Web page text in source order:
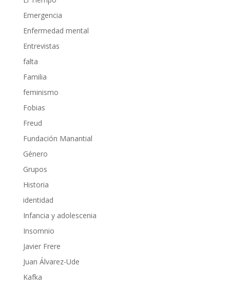
Emergencia
Enfermedad mental
Entrevistas
falta
Familia
feminismo
Fobias
Freud
Fundación Manantial
Género
Grupos
Historia
identidad
Infancia y adolescenia
Insomnio
Javier Frere
Juan Álvarez-Ude
Kafka